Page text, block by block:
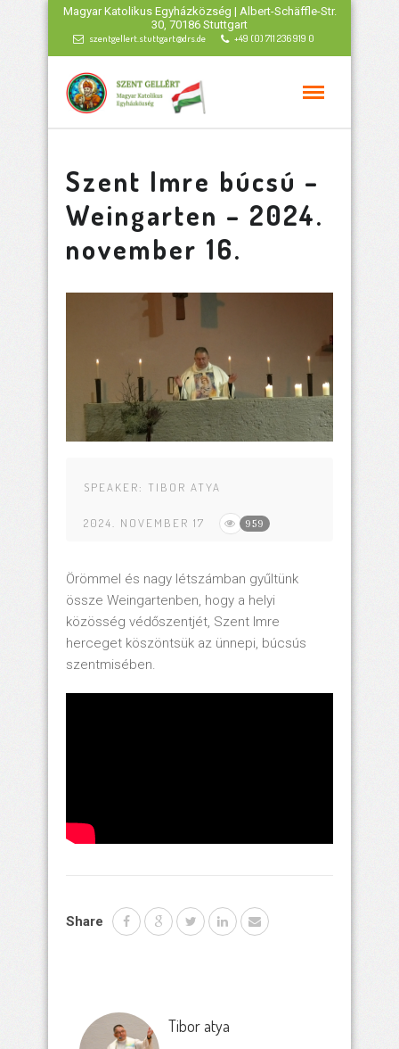
Magyar Katolikus Egyházközség | Albert-Schäffle-Str.
30, 70186 Stuttgart
szentgellert.stuttgart@drs.de +49 (0) 711 236 919 0
Szent Imre búcsú –
Weingarten – 2024.
november 16.
SPEAKER: TIBOR ATYA
2024. NOVEMBER 17 959
Örömmel és nagy létszámban gyűltünk
össze Weingartenben, hogy a helyi
közösség védőszentjét, Szent Imre
herceget köszöntsük az ünnepi, búcsús
szentmisében.
Share
Tibor atya